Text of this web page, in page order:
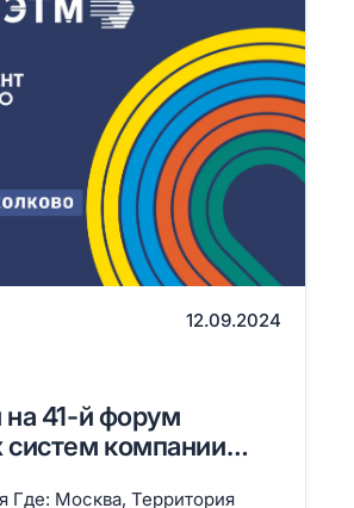
12.09.2024
41-й форум
компании
Где: Москва, Территория